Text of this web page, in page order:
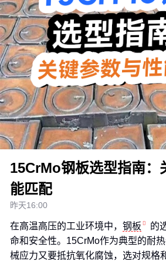
15CrMo钢板选型指南：
能匹配
昨天16:00
在高温高压的工业环境中， 钢板
的
命和安全性。15CrMo作为典型的耐
械应力又要抵抗氧化腐蚀，选对规格